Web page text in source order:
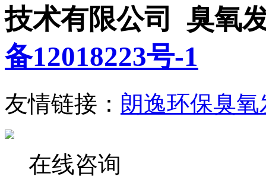
技术有限公司 臭氧
备12018223号-1
友情链接： 朗逸环保臭
在线咨询